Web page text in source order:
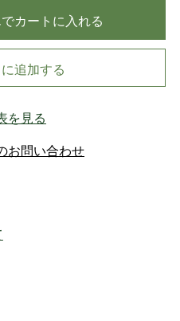
カートに入れる
追加する
を見る
お問い合わせ